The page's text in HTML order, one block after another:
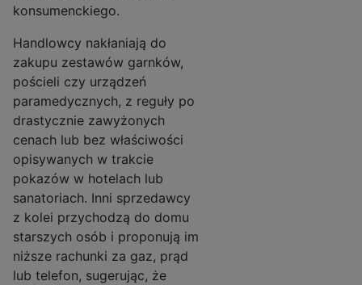
konsumenckiego.
Handlowcy nakłaniają do
zakupu zestawów garnków,
pościeli czy urządzeń
paramedycznych, z reguły po
drastycznie zawyżonych
cenach lub bez właściwości
opisywanych w trakcie
pokazów w hotelach lub
sanatoriach. Inni sprzedawcy
z kolei przychodzą do domu
starszych osób i proponują im
niższe rachunki za gaz, prąd
lub telefon, sugerując, że